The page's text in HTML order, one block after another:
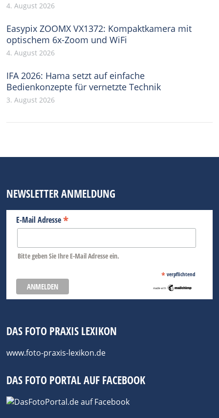
4. August 2026
Easypix ZOOMX VX1372: Kompaktkamera mit
optischem 6x-Zoom und WiFi
4. August 2026
IFA 2026: Hama setzt auf einfache
Bedienkonzepte für vernetzte Technik
3. August 2026
NEWSLETTER ANMELDUNG
E-Mail Adresse*
Bitte geben Sie Ihre E-Mail Adresse ein.
* verpflichtend
DAS FOTO PRAXIS LEXIKON
www.foto-praxis-lexikon.de
DAS FOTO PORTAL AUF FACEBOOK